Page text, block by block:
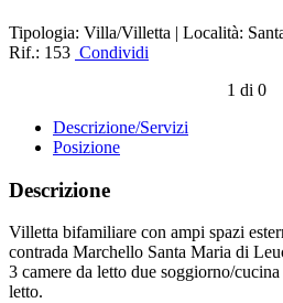
Tipologia: Villa/Villetta | Località:
Rif.: 153 Condividi
1 di 0
Descrizione/Servizi
Posizione
Descrizione
Villetta bifamiliare con ampi spazi
contrada Marchello Santa Maria di
3 camere da letto due soggiorno/
letto.